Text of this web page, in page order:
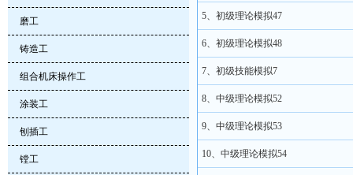
磨工
铸造工
组合机床操作工
涂装工
刨插工
镗工
5、初级理论模拟47
6、初级理论模拟48
7、初级技能模拟7
8、中级理论模拟52
9、中级理论模拟53
10、中级理论模拟54